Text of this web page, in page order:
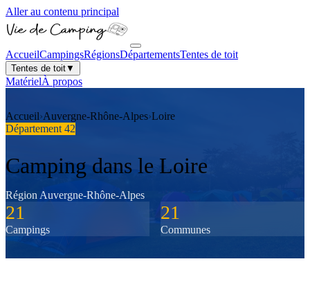
Aller au contenu principal
AccueilCampingsRégionsDépartementsTentes de toit
Tentes de toit▼
MatérielÀ propos
Accueil›Auvergne-Rhône-Alpes›Loire
Département 42
Camping dans le Loire
Région Auvergne-Rhône-Alpes
21
Campings
21
Communes